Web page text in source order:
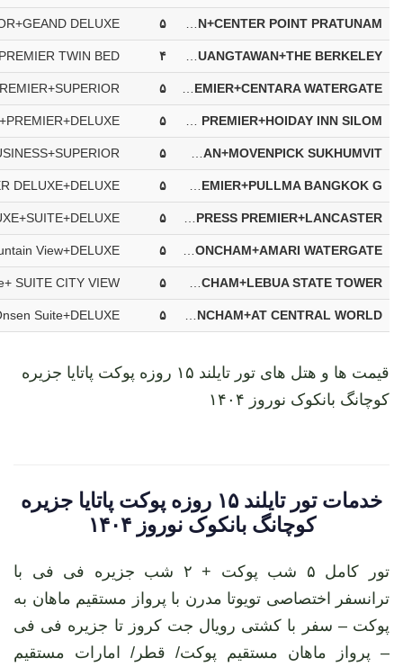
۵
۴
۵
۵
۵
۵
۵
۵
۵
۵
قیمت ها و هتل های تور تایلند ۱۵ روزه پوکت پاتایا جزیره
کوچانگ بانکوک نوروز ۱۴۰۴
خدمات تور تایلند ۱۵ روزه پوکت پاتایا جزیره
کوچانگ بانکوک نوروز ۱۴۰۴
تور کامل ۵ شب پوکت + ۲ شب جزیره فی فی با
ترانسفر اختصاصی تویوتا مدرن با پرواز مستقیم ماهان به
پوکت – سفر با کشتی رویال جت کروز تا جزیره فی فی
– پرواز ماهان مستقیم پوکت/ قطر/ امارات مستقیم